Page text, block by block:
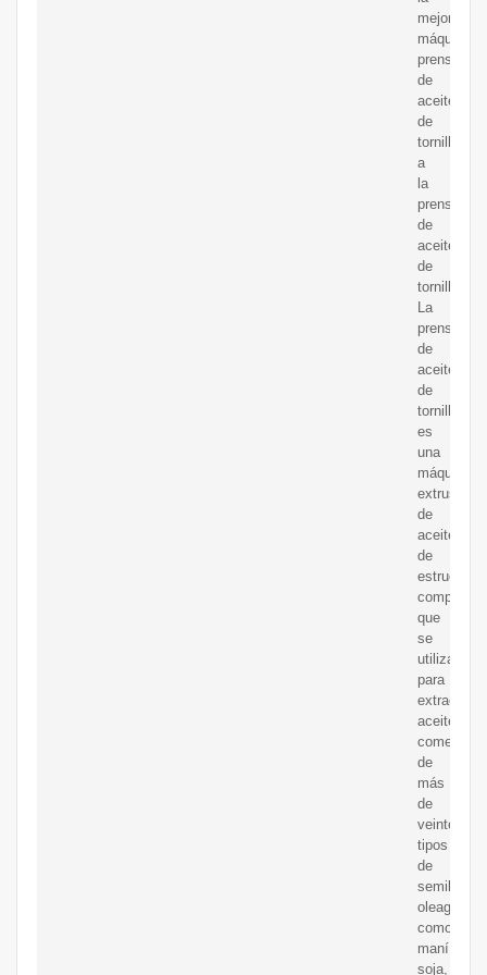
mejor
máquina
prensadora
de
aceite
de
a
la
prensa
de
aceite
de
tornillo.
La
prensa
de
aceite
de
tornillo
es
una
máquina
extrusora
de
aceite
de
estructura
compacta
que
se
utiliza
para
extraer
aceite
comestible
de
más
de
veinte
tipos
de
semillas
como
maní,
soja,